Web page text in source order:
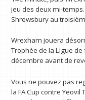
jeu des deux mi-
Shrewsbury au
Wrexham jouera
Trophée de la Ligue
décembre avant de
Vous ne pouvez pas
la FA Cup contre